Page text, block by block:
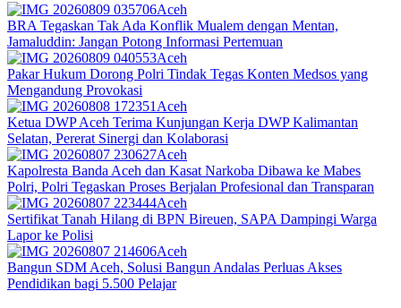
Aceh
BRA Tegaskan Tak Ada Konflik Mualem dengan Mentan,
Jamaluddin: Jangan Potong Informasi Pertemuan
Aceh
Pakar Hukum Dorong Polri Tindak Tegas Konten Medsos yang
Mengandung Provokasi
Aceh
Ketua DWP Aceh Terima Kunjungan Kerja DWP Kalimantan
Selatan, Pererat Sinergi dan Kolaborasi
Aceh
Kapolresta Banda Aceh dan Kasat Narkoba Dibawa ke Mabes
Polri, Polri Tegaskan Proses Berjalan Profesional dan Transparan
Aceh
Sertifikat Tanah Hilang di BPN Bireuen, SAPA Dampingi Warga
Lapor ke Polisi
Aceh
Bangun SDM Aceh, Solusi Bangun Andalas Perluas Akses
Pendidikan bagi 5.500 Pelajar